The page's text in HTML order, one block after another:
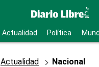
Actualidad Política
Actualidad Nacional